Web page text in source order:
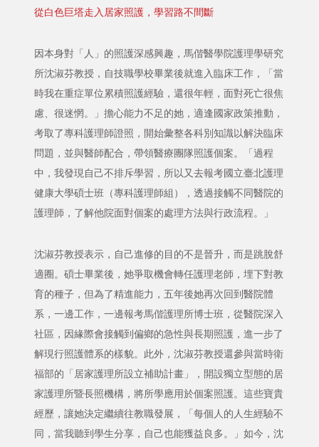
從白色巨塔走入居家照護，學習路不間斷
因本身對「人」的照護深感興趣，馬偕醫學院護理學研究
所沈淑芬教授，自技職學校畢業後就進入臨床工作，「當
時我在重症單位累積照護經驗，還很年輕，面對死亡很焦
慮、很迷惘。」擔心能力不足的她，適逢國家政策推動，
考取了專科護理師證照，開始彙整各科別知識以解決臨床
問題，並與醫師配合，帶領醫療團隊照護個案。「過程
中，我發現自己不排斥學習，所以又去報考國立臺北護理
健康大學碩士班（專科護理師組），透過接觸不同醫院的
護理師，了解他院面對個案的處理方法與行政流程。」
沈淑芬教授表示，自己進修的目的不是晉升，而是跳脫舒
適圈。碩士畢業後，她爭取機會轉任護理老師，埋下對教
育的種子，但為了精進能力，五年後她再次回到醫院體
系，一邊工作，一邊報考馬偕護理所博士班，從醫院深入
社區，因緣際會接觸到偏鄉的急性與長期照護，進一步了
解現行照護體系的樣貌。此外，沈淑芬教授還參與當時衛
福部的「居家護理所設立補助計畫」，開設獨立型態的居
家護理所暨長照機構，將所學應用於個案照護。這些寶貴
經歷，讓她決定繼續往教職發展，「每個人的人生經驗不
同，當我聽到學生分享，自己也能獲益良多。」如今，沈